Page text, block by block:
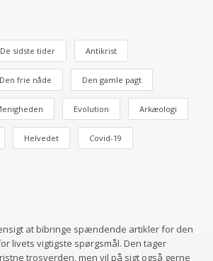
De sidste tider Antikrist
Den frie nåde Den gamle pagt
Evolution Arkæologi
Helvedet Covid-19
at bibringe spændende artikler for den
livets vigtigste spørgsmål. Den tager
trosverden, men vil på sigt også gerne